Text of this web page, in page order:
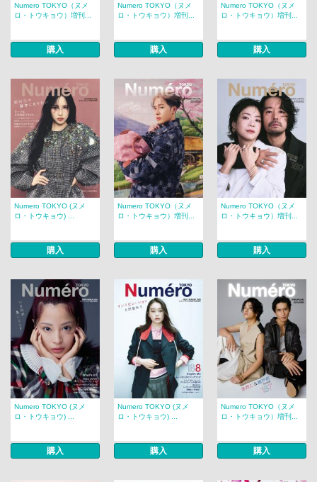
Numero TOKYO（ヌメ
ロ・トウキョウ）増刊...
購入
Numero TOKYO（ヌメ
ロ・トウキョウ）増刊...
購入
Numero TOKYO（ヌメ
ロ・トウキョウ）増刊...
購入
Numero TOKYO (ヌメ
ロ・トウキョウ) ...
購入
Numero TOKYO（ヌメ
ロ・トウキョウ）増刊...
購入
Numero TOKYO（ヌメ
ロ・トウキョウ）増刊...
購入
Numero TOKYO (ヌメ
ロ・トウキョウ) ...
購入
Numero TOKYO (ヌメ
ロ・トウキョウ) ...
購入
Numero TOKYO（ヌメ
ロ・トウキョウ）増刊...
購入